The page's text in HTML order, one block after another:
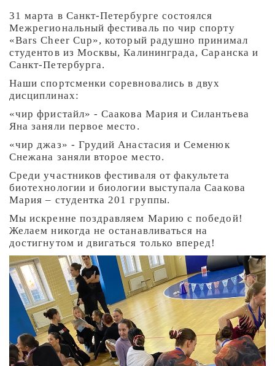
31 марта в Санкт-Петербурге состоялся
Межрегиональный фестиваль по чир спорту
«Bars Cheer Cup», который радушно принимал
студентов из Москвы, Калининграда, Саранска и
Санкт-Петербурга.
Наши спортсменки соревновались в двух
дисциплинах:
«чир фристайл» - Саакова Мария и Силантьева
Яна заняли первое место.
«чир джаз» - Грудий Анастасия и Семенюк
Снежана заняли второе место.
Среди участников фестиваля от факультета
биотехнологии и биологии выступала Саакова
Мария – студентка 201 группы.
Мы искренне поздравляем Марию с победой!
Желаем никогда не останавливаться на
достигнутом и двигаться только вперед!